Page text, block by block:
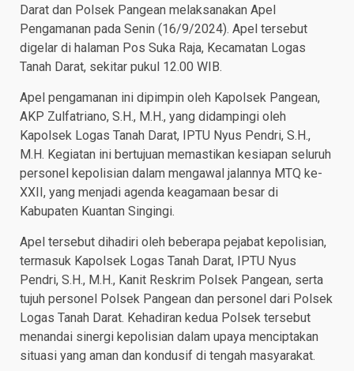
Darat dan Polsek Pangean melaksanakan Apel
Pengamanan pada Senin (16/9/2024). Apel tersebut
digelar di halaman Pos Suka Raja, Kecamatan Logas
Tanah Darat, sekitar pukul 12.00 WIB.
Apel pengamanan ini dipimpin oleh Kapolsek Pangean,
AKP Zulfatriano, S.H., M.H., yang didampingi oleh
Kapolsek Logas Tanah Darat, IPTU Nyus Pendri, S.H.,
M.H. Kegiatan ini bertujuan memastikan kesiapan seluruh
personel kepolisian dalam mengawal jalannya MTQ ke-
XXII, yang menjadi agenda keagamaan besar di
Kabupaten Kuantan Singingi.
Apel tersebut dihadiri oleh beberapa pejabat kepolisian,
termasuk Kapolsek Logas Tanah Darat, IPTU Nyus
Pendri, S.H., M.H., Kanit Reskrim Polsek Pangean, serta
tujuh personel Polsek Pangean dan personel dari Polsek
Logas Tanah Darat. Kehadiran kedua Polsek tersebut
menandai sinergi kepolisian dalam upaya menciptakan
situasi yang aman dan kondusif di tengah masyarakat.